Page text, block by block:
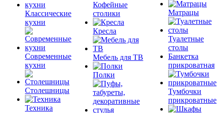
Классические
кухни
Современные
кухни
Столешницы
Техника
Кофейные
столики
Кресла
Мебель для ТВ
Полки
Матрацы
Туалетные
столы
Банкетка
прикроватная
Тумбочки
прикроватные